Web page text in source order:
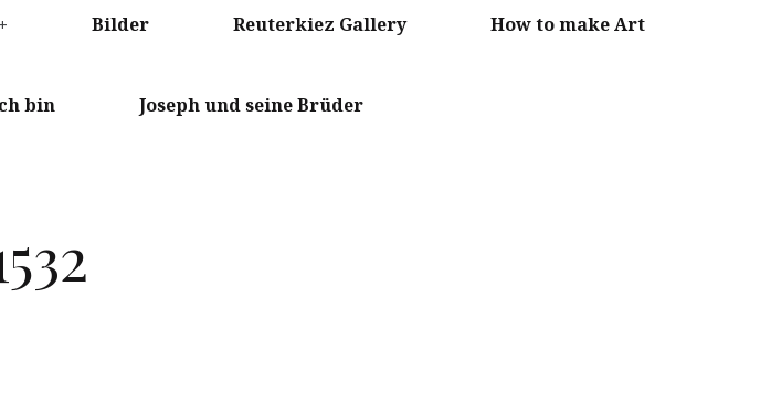
Bilder Reuterkiez Gallery How to make Art
bin Joseph und seine Brüder